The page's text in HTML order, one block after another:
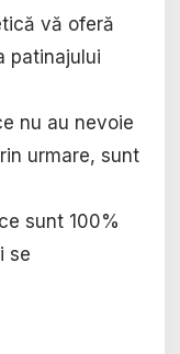
vă oferă
patinajului
nu au nevoie
urmare, sunt
sunt 100%
se